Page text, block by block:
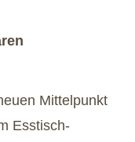
Mittelpunkt
Esstisch-